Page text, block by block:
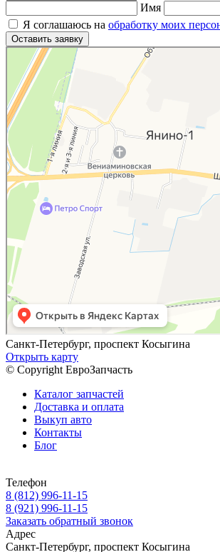
Имя
Я соглашаюсь на обработку моих
Яндекс.Карты
Яндекс.Карты — поиск мест и адресов, городской транспорт
Санкт-Петербург, проспект Косыгина
Открыть карту
© Copyright ЕвроЗапчасть
Каталог запчастей
Доставка и оплата
Выкуп авто
Контакты
Блог
Телефон
8 (812) 996-11-15
8 (921) 996-11-15
Заказать обратный звонок
Адрес
Санкт-Петербург, проспект Косыгина